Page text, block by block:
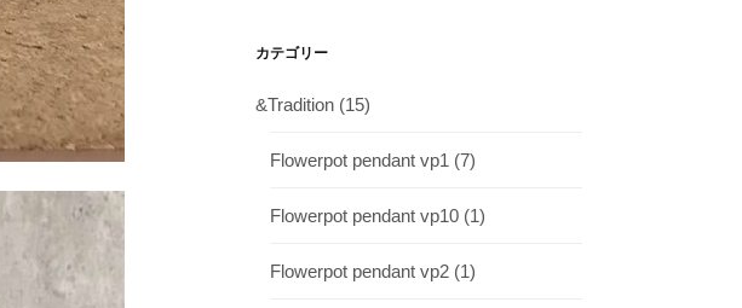
カテゴリー
&Tradition (15)
Flowerpot pendant vp1 (7)
Flowerpot pendant vp10 (1)
Flowerpot pendant vp2 (1)